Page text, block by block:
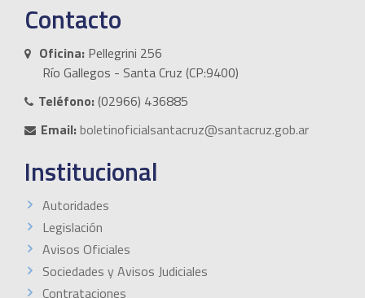
Contacto
Oficina: Pellegrini 256
Río Gallegos - Santa Cruz (CP:9400)
Teléfono:(02966) 436885
Email:boletinoficialsantacruz@santacruz.gob.ar
Institucional
Autoridades
Legislación
Avisos Oficiales
Sociedades y Avisos Judiciales
Contrataciones